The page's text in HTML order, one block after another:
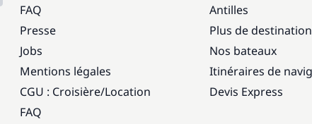
FAQ
Presse
Jobs
Mentions légales
CGU : Croisière/Location
FAQ
Antilles
Plus de
Nos bateaux
Itinéraires de
Devis Express